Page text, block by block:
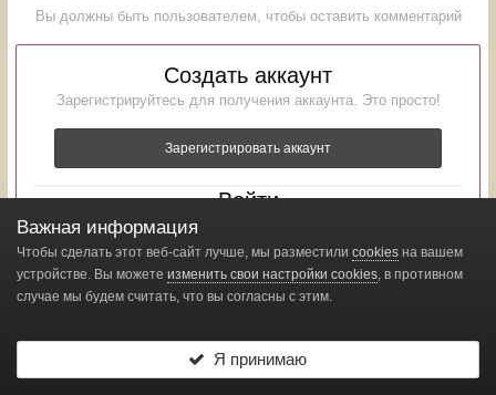
Вы должны быть пользователем, чтобы оставить комментарий
Создать аккаунт
Зарегистрируйтесь для получения аккаунта. Это просто!
Зарегистрировать аккаунт
Войти
Уже зарегистрированы? Войдите здесь.
Войти сейчас
Подписчики
Важная информация
Чтобы сделать этот веб-сайт лучше, мы разместили cookies на вашем
устройстве. Вы можете изменить свои настройки cookies, в противном
случае мы будем считать, что вы согласны с этим.
Я принимаю